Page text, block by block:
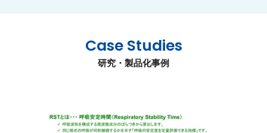
Case Studies
研究・製品化事例